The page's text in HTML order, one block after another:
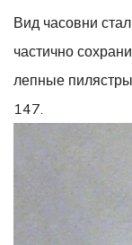
Вид часовни
частично
лепные
147.